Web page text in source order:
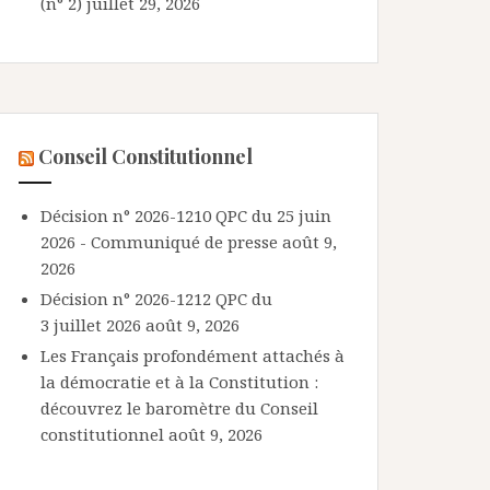
Conseil Constitutionnel
Décision n° 2026-1210 QPC du 25 juin
2026 - Communiqué de presse août 9,
2026
Décision n° 2026-1212 QPC du
3 juillet 2026 août 9, 2026
Les Français profondément attachés à
la démocratie et à la Constitution :
découvrez le baromètre du Conseil
constitutionnel août 9, 2026